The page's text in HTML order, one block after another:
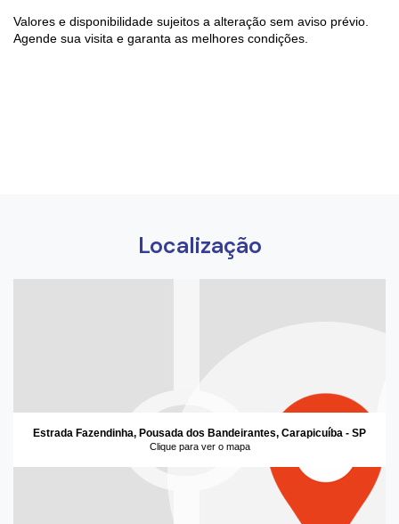
Valores e disponibilidade sujeitos a alteração sem aviso prévio.
Agende sua visita e garanta as melhores condições.
Localização
Estrada Fazendinha, Pousada dos Bandeirantes, Carapicuíba - SP
Clique para ver o mapa